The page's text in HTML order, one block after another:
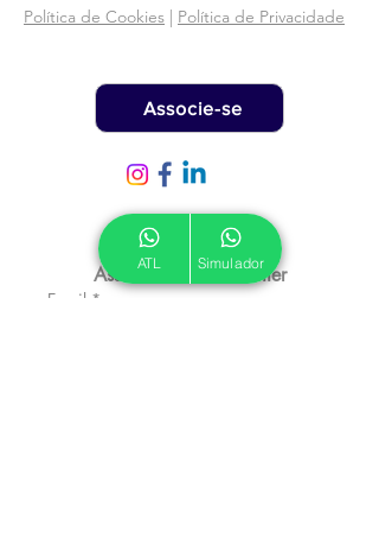
Política de Cookies | Política de Privacidade
Associe-se
Assine nossa Newsletter
Email *
ATL Simulador